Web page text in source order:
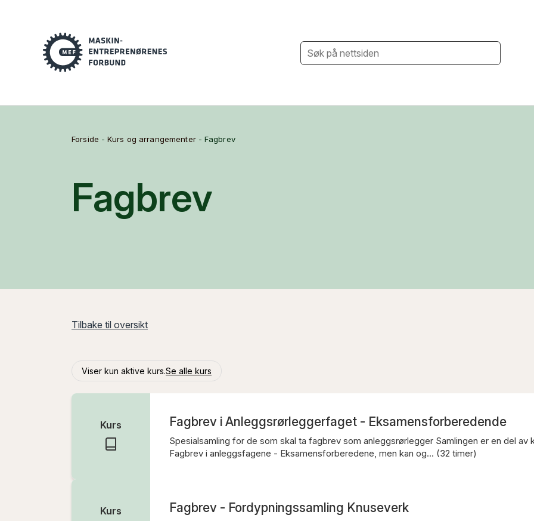
Forside - Kurs og arrangementer - Fagbrev
Fagbrev
Tilbake til oversikt
Viser kun aktive kurs.Se alle kurs
Kurs Fagbrev i Anleggsrørleggerfaget - Eksamensforberedende
Spesialsamling for de som skal ta fagbrev som anleggsrørlegger Samlingen er en del av
Fagbrev i anleggsfagene - Eksamensforberedene, men kan og... (32 timer)
Kurs Fagbrev - Fordypningssamling Knuseverk